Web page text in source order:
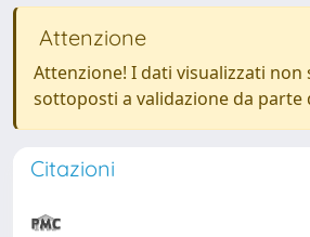
Attenzione
Attenzione! I dati visualizzati non
sottoposti a validazione da parte
Citazioni